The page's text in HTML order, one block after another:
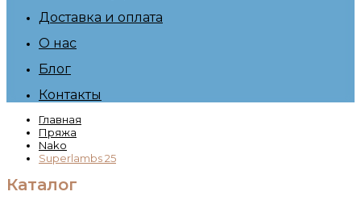
Доставка и оплата
О нас
Блог
Контакты
Главная
Пряжа
Nako
Superlambs 25
Каталог